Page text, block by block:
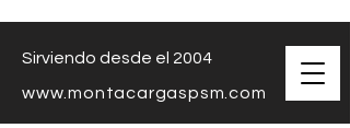
Sirviendo desde el 2004
www.montacargaspsm.com